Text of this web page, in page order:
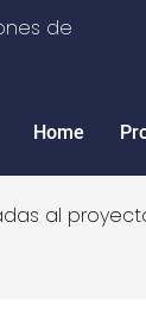
de
Home
al